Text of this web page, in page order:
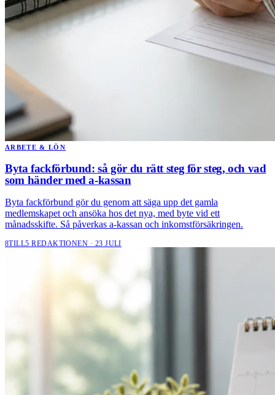
ARBETE & LÖN
Byta fackförbund: så gör du rätt steg för steg, och vad
som händer med a-kassan
Byta fackförbund gör du genom att säga upp det gamla
medlemskapet och ansöka hos det nya, med byte vid ett
månadsskifte. Så påverkas a-kassan och inkomstförsäkringen.
8TILL5 REDAKTIONEN · 23 JULI